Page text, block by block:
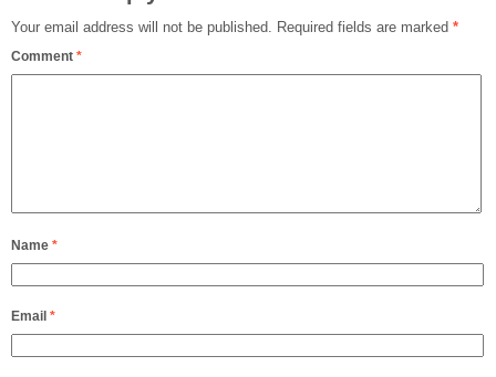
Your email address will not be published. Required fields are marked *
Comment *
Name *
Email *